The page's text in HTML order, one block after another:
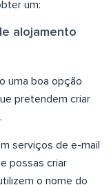
um:
alojamento
uma boa opção
pretendem criar
serviços de e-mail
possas criar
o nome do